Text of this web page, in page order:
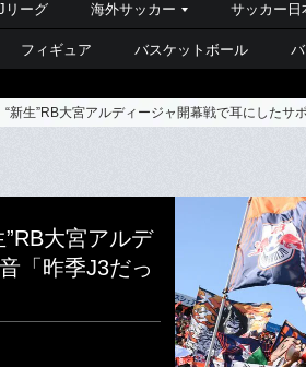
リーグ 海外サッカー サッカー日
フィギュア バスケットボール
“新生”RB大宮アルディージャ開幕戦で耳にした
大宮アルデ
「昨季J3だっ